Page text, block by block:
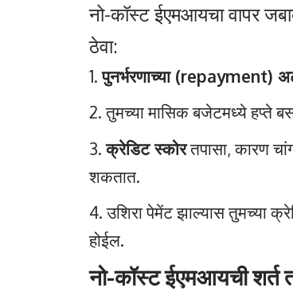
नो-कॉस्ट ईएमआयचा वापर
ठेवा:
पुनर्भरणाच्या (repayment)
तुमच्या मासिक बजेटमध्ये हप्ते
क्रेडिट स्कोरतपासा, कारण
शकतात.
उशिरा पेमेंट झाल्यास तुमच्या
होईल.
नो-कॉस्ट ईएमआयची शर्त